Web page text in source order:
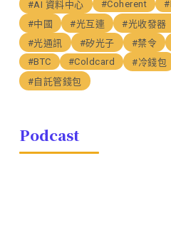
#AI 資料中心
#Coherent
#中國
#光互連
#光收發器
#光通訊
#矽光子 #禁令
#BTC
#Coldcard #冷錢包
#自託管錢包
Podcast